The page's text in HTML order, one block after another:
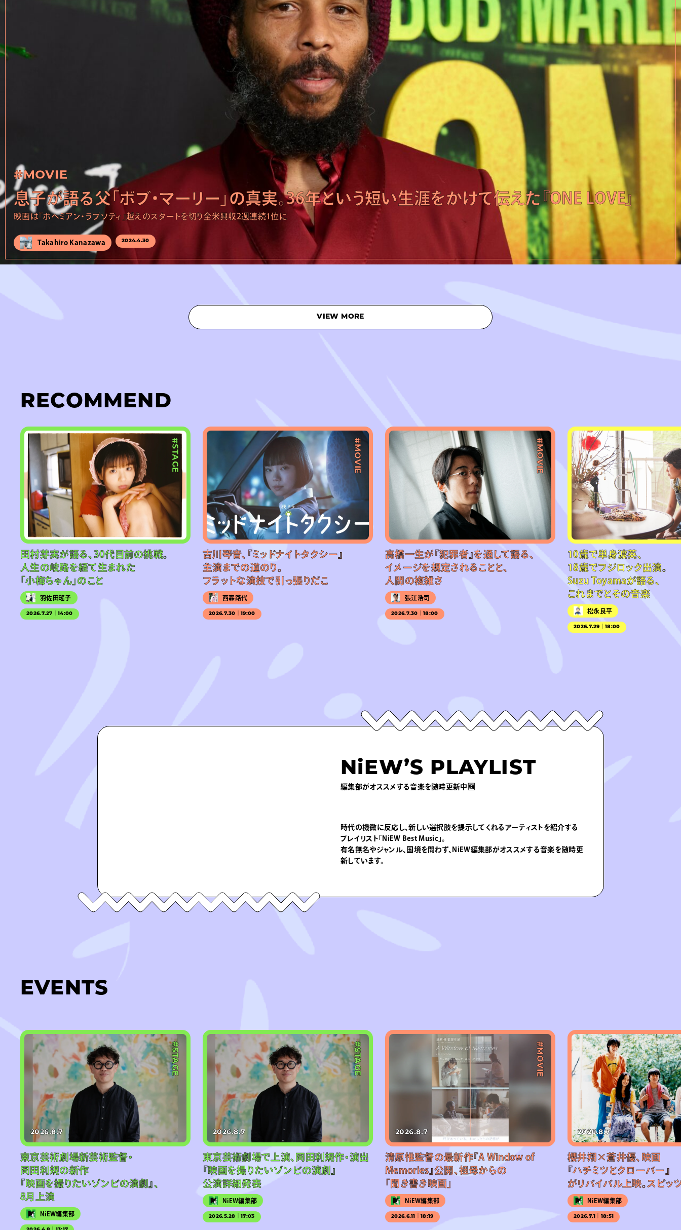
#MOVIE
息子が語る父「ボブ・マーリー」の真実。36年という短い生涯をかけて伝えた『ONE LOVE』
映画は『ボヘミアン・ラプソディ』越えのスタートを切り全米興収2週連続1位に
Takahiro Kanazawa 2024.4.30
VIEW MORE
RECOMMEND
#STAGE
田村芽実が語る、30代目前の挑戦。
人生の岐路を経て生まれた
「小梅ちゃん」のこと
羽佐田瑤子
2026.7.27｜14:00
#MOVIE
古川琴音、『ミッドナイトタクシー』
主演までの道のり。
フラットな演技で引っ張りだこ
西森路代
2026.7.30｜19:00
#MOVIE
高橋一生が『犯罪者』を通して語る、
イメージを規定されることと、
人間の複雑さ
張江浩司
2026.7.30｜18:00
10歳で単身渡英、
18歳でフジロック出演。
Suzu Toyamaが語る、
これまでとその音楽
松永良平
2026.7.29｜18:00
NiEW’S PLAYLIST
編集部がオススメする音楽を随時更新中🆕
時代の機微に反応し、新しい選択肢を提示してくれるアーティストを紹介する
プレイリスト「NiEW Best Music」。
有名無名やジャンル、国境を問わず、NiEW編集部がオススメする音楽を随時更
新しています。
EVENTS
#STAGE
2026.8.7
東京芸術劇場新芸術監督・
岡田利規の新作
『映画を撮りたいゾンビの演劇』、
8月上演
NiEW編集部
#STAGE
2026.8.7
東京芸術劇場で上演、岡田利規作・演出
『映画を撮りたいゾンビの演劇』
公演詳細発表
NiEW編集部
2026.5.28｜17:03
#MOVIE
2026.8.7
清原惟監督の最新作『A Window of
Memories』公開、祖母からの
「聞き書き映画」
NiEW編集部
2026.6.11｜18:19
2026.8.7
櫻井翔×蒼井優、映画
『ハチミツとクローバー』
がリバイバル上映。スピ
NiEW編集部
2026.7.1｜18:51